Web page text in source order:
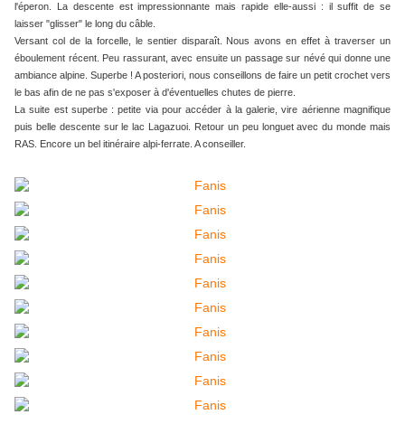
l'éperon. La descente est impressionnante mais rapide elle-aussi : il suffit de se
laisser "glisser" le long du câble.
Versant col de la forcelle, le sentier disparaît. Nous avons en effet à traverser un
éboulement récent. Peu rassurant, avec ensuite un passage sur névé qui donne une
ambiance alpine. Superbe ! A posteriori, nous conseillons de faire un petit crochet vers
le bas afin de ne pas s'exposer à d'éventuelles chutes de pierre.
​​​​​​​La suite est superbe : petite via pour accéder à la galerie, vire aérienne magnifique
puis belle descente sur le lac Lagazuoi. Retour un peu longuet avec du monde mais
RAS. Encore un bel itinéraire alpi-ferrate. A conseiller.